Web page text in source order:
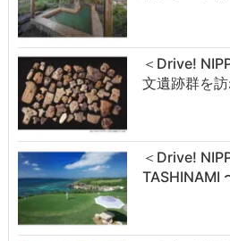
＜Drive!
文遺跡群を
＜Drive!
TASHINAMI